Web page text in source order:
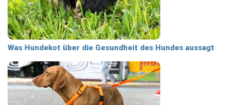
Was Hundekot über die Gesundheit des Hundes aussagt